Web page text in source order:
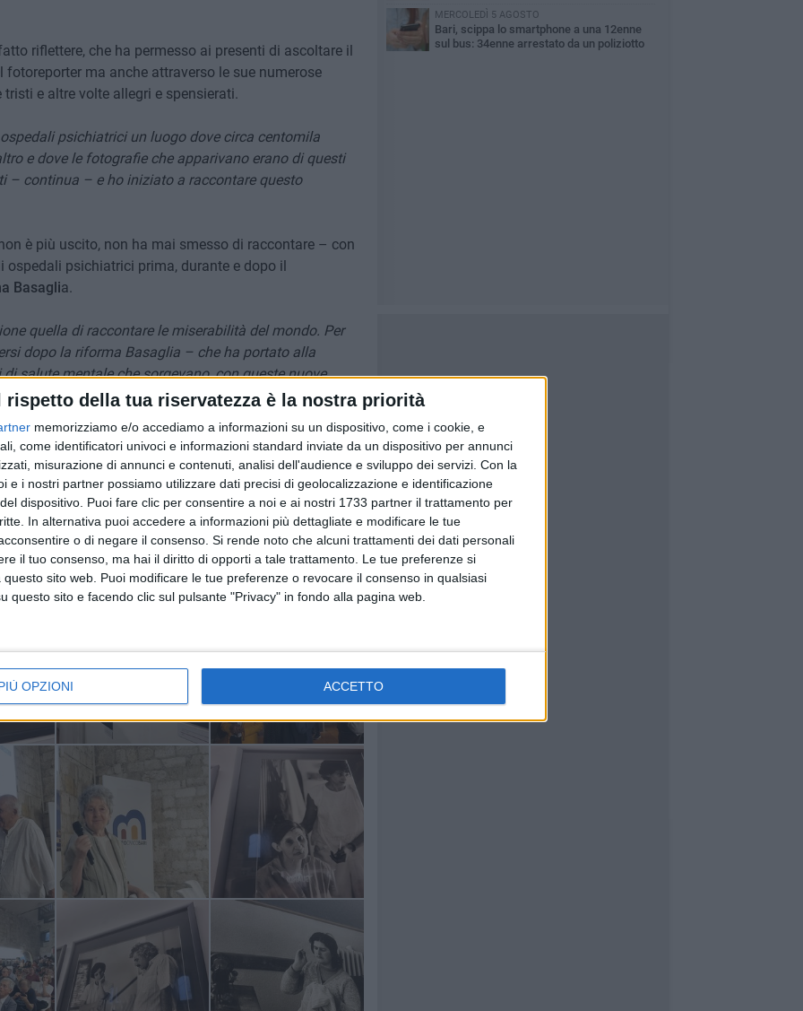
rispetto della tua riservatezza è la nostra priorità
memorizziamo e/o accediamo a informazioni su un dispositivo, come i cookie, e
come identificatori univoci e informazioni standard inviate da un dispositivo per annunci
misurazione di annunci e contenuti, analisi dell'audience e sviluppo dei servizi. Con la
e i nostri partner possiamo utilizzare dati precisi di geolocalizzazione e identificazione
dispositivo. Puoi fare clic per consentire a noi e ai nostri 1733 partner il trattamento per
In alternativa puoi accedere a informazioni più dettagliate e modificare le tue
o di negare il consenso. Si rende noto che alcuni trattamenti dei dati personali
il tuo consenso, ma hai il diritto di opporti a tale trattamento. Le tue preferenze si
sito web. Puoi modificare le tue preferenze o revocare il consenso in qualsiasi
questo sito e facendo clic sul pulsante "Privacy" in fondo alla pagina web.
OPZIONI ACCETTO
riflettere, che ha permesso ai presenti di ascoltare il
ma anche attraverso le sue numerose
e altre volte allegri e spensierati.
psichiatrici un luogo dove circa centomila
e dove le fotografie che apparivano erano di questi
– continua – e ho iniziato a raccontare questo
è più uscito, non ha mai smesso di raccontare – con
psichiatrici prima, durante e dopo il
Basaglia.
quella di raccontare le miserabilità del mondo. Per
dopo la riforma Basaglia – che ha portato alla
salute mentale che sorgevano, con queste nuove
con gli assistenti sociali, di gente che a un certo
e che tornava a sedersi tranquillamente sul
la loro fiducia, parlare, discutere, entrare in punta di
e alla fine la maggior parte ha capito e si è
devi continuare a raccontare le loro storie: 80 fotografie,
la situazione della psichiatria che bisogna
in altri paesi del mondo dove gli ospedali
per i diversi, per gli omosessuali, quindi è doverosa la
il mondo".
MERCOLEDÌ 5 AGOSTO
Bari, scippa lo smartphone a una 12enne
sul bus: 34enne arrestato da un poliziotto